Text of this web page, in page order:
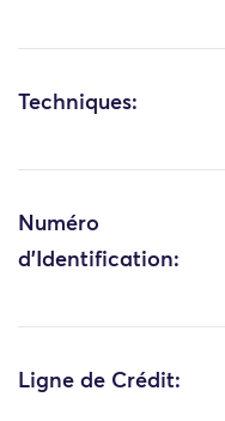
Techniques:
Numéro
d'Identification:
Ligne de Crédit: